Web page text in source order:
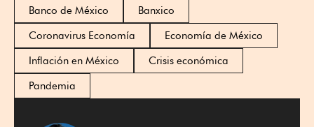
Banco de México
Banxico
Coronavirus Economía
Economía de México
Inflación en México
Crisis económica
Pandemia